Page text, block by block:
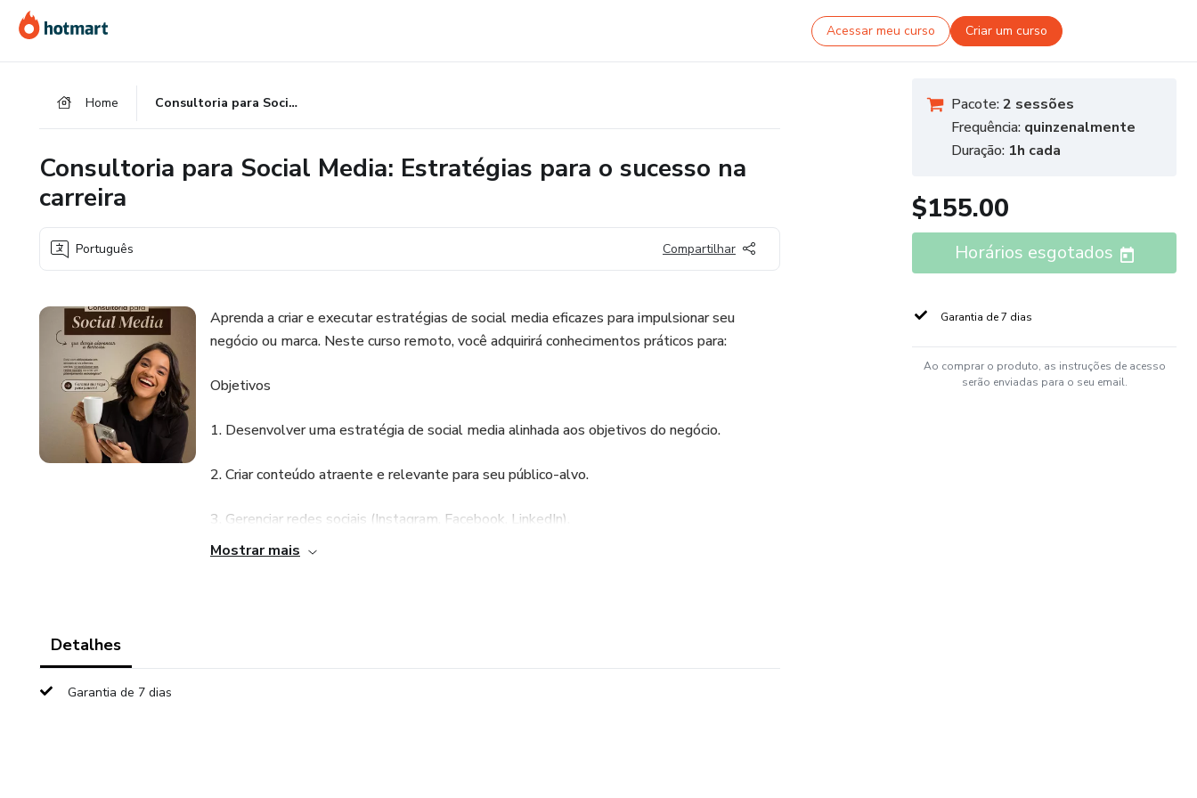
para
o
para
o
para
o
Acessar meu curso Criar um curso
Home Consultoria para Social Media: Estratégias para o sucesso na carreira
Consultoria para Social Media: Estratégias para o sucesso na
carreira
Português Compartilhar
Aprenda a criar e executar estratégias de social media eficazes para impulsionar seu
negócio ou marca. Neste curso remoto, você adquirirá conhecimentos práticos para:
Objetivos
1. Desenvolver uma estratégia de social media alinhada aos objetivos do negócio.
2. Criar conteúdo atraente e relevante para seu público-alvo.
3. Gerenciar redes sociais (Instagram, Facebook, LinkedIn).
Mostrar mais
Detalhes
Garantia de 7 dias
Pacote:2 sessões
Frequência: quinzenalmente
Duração: 1h cada
$155.00
Horários esgotados
Garantia de 7 dias
Ao comprar o produto, as instruções de acesso
serão enviadas para o seu email.